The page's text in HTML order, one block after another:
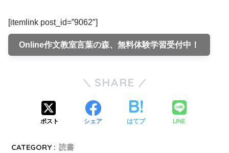
[itemlink post_id=”9062″]
Online作文教室言葉の森、無料体験学習受付中！
SHARE
ポスト シェア はてブ LINE
CATEGORY : 読書